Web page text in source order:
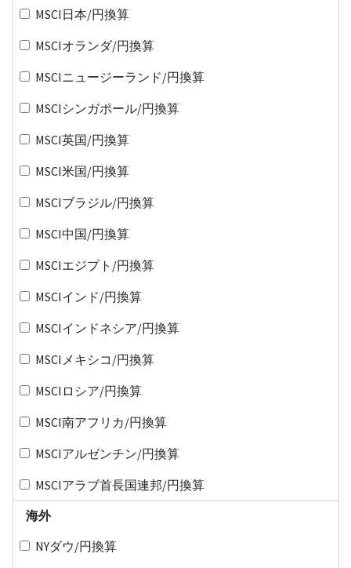
MSCI日本/円換算
MSCIオランダ/円換算
MSCIニュージーランド/円換算
MSCIシンガポール/円換算
MSCI英国/円換算
MSCI米国/円換算
MSCIブラジル/円換算
MSCI中国/円換算
MSCIエジプト/円換算
MSCIインド/円換算
MSCIインドネシア/円換算
MSCIメキシコ/円換算
MSCIロシア/円換算
MSCI南アフリカ/円換算
MSCIアルゼンチン/円換算
MSCIアラブ首長国連邦/円換算
海外
NYダウ/円換算